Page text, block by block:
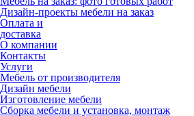
Дизайн-проекты мебели на заказ
Оплата и
доставка
О компании
Контакты
Услуги
Мебель от производителя
Дизайн мебели
Изготовление мебели
Сборка мебели и установка, монтаж